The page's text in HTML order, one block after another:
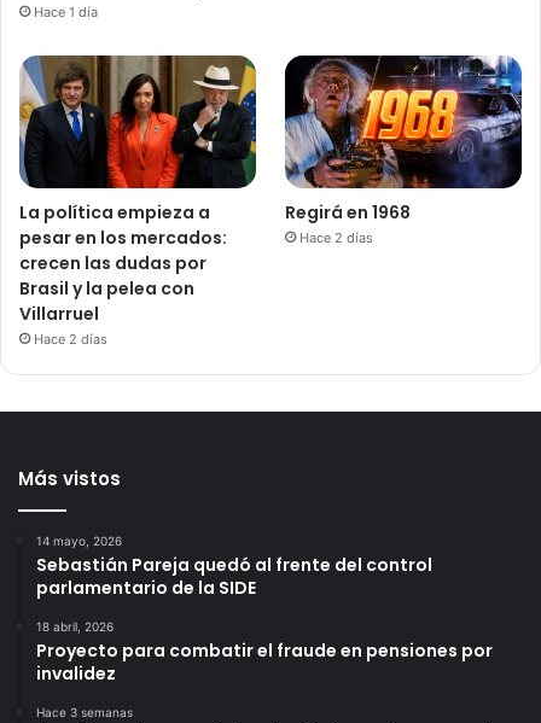
Hace 1 día
La política empieza a
pesar en los mercados:
crecen las dudas por
Brasil y la pelea con
Villarruel
Hace 2 días
Regirá en 1968
Hace 2 días
Más vistos
14 mayo, 2026
Sebastián Pareja quedó al frente del control
parlamentario de la SIDE
18 abril, 2026
Proyecto para combatir el fraude en pensiones por
invalidez
Hace 3 semanas